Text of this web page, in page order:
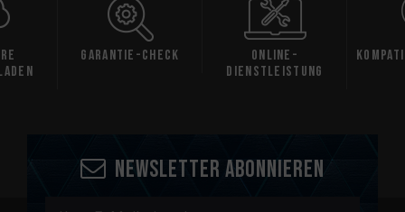
Garantie-Check
Online-
Dienstleistung
Newsletter abonnieren